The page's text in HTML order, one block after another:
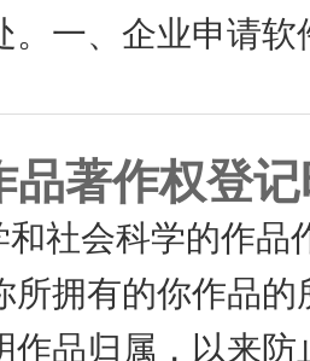
。一、企业申请
品著作权登
和社会科学的作
所拥有的你作品
作品归属，以来